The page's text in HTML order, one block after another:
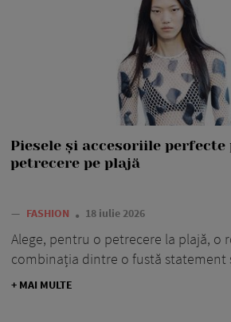
Piesele și accesoriile perfecte
petrecere pe plajă
— FASHION 18 iulie 2026
Alege, pentru o petrecere la plajă, o
combinația dintre o fustă statement
+ MAI MULTE